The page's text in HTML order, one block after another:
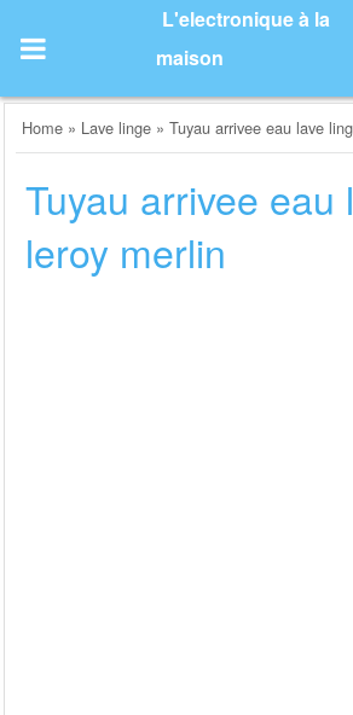
content
L'electronique à la
maison
Home » Lave linge »Tuyau arrivee eau lave
Tuyau arrivee eau
leroy merlin